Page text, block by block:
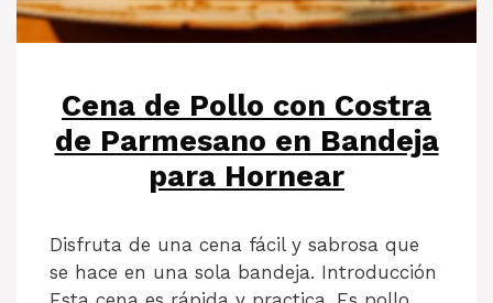
Cena de Pollo con Costra
de Parmesano en Bandeja
para Hornear
Disfruta de una cena fácil y sabrosa que
se hace en una sola bandeja. Introducción